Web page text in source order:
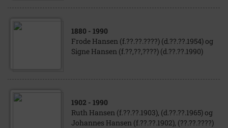
1880 - 1990
Frode Hansen (f.??.??.????) (d.??.??.1954) og
Signe Hansen (f.??,??,????) (d.??.??.1990)
1902 - 1990
Ruth Hansen (f.??.??.1903), (d.??.??.1965) og
Johannes Hansen (f.??.??.1902), (??.??.????)